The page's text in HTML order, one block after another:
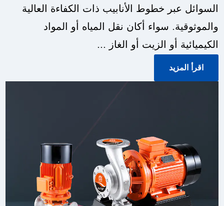
السوائل عبر خطوط الأنابيب ذات الكفاءة العالية
والموثوقية. سواء أكان نقل المياه أو المواد
الكيميائية أو الزيت أو الغاز ...
اقرأ المزيد